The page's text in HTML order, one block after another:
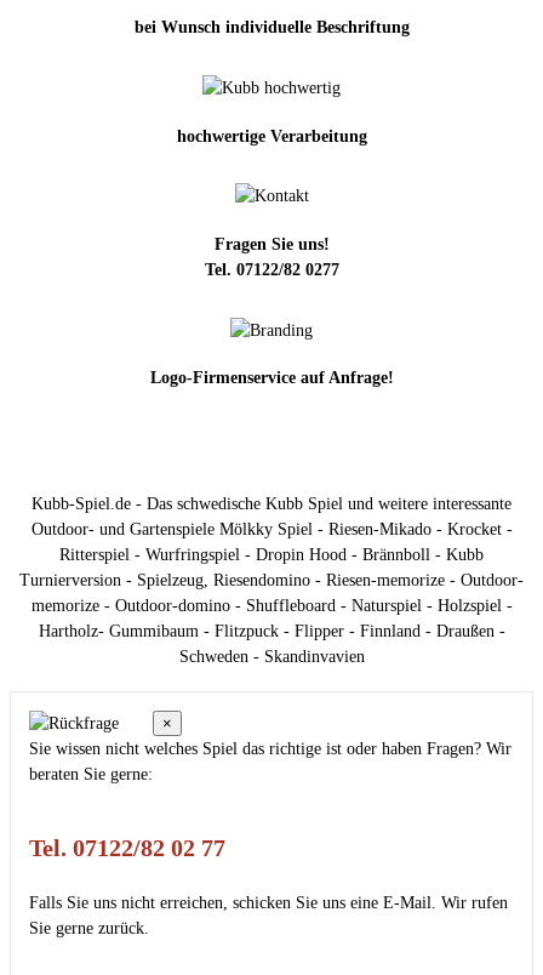
bei Wunsch individuelle Beschriftung
hochwertige Verarbeitung
Fragen Sie uns!
Tel. 07122/82 0277
Logo-Firmenservice auf Anfrage!
Kubb-Spiel.de - Das schwedische Kubb Spiel und weitere interessante
Outdoor- und Gartenspiele Mölkky Spiel - Riesen-Mikado - Krocket -
Ritterspiel - Wurfringspiel - Dropin Hood - Brännboll - Kubb
Turnierversion - Spielzeug, Riesendomino - Riesen-memorize - Outdoor-
memorize - Outdoor-domino - Shuffleboard - Naturspiel - Holzspiel -
Hartholz- Gummibaum - Flitzpuck - Flipper - Finnland - Draußen -
Schweden - Skandinvavien
×
Sie wissen nicht welches Spiel das richtige ist oder haben Fragen? Wir
beraten Sie gerne:
Tel. 07122/82 02 77
Falls Sie uns nicht erreichen, schicken Sie uns eine E-Mail. Wir rufen
Sie gerne zurück.